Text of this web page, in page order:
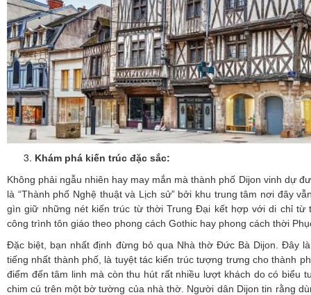
Khám phá kiến trúc đặc sắc:
Không phải ngẫu nhiên hay may mắn mà thành phố Dijon vinh dự
là “Thành phố Nghệ thuật và Lịch sử” bởi khu trung tâm nơi đây
gìn giữ những nét kiến trúc từ thời Trung Đại kết hợp với di chỉ từ
công trình tôn giáo theo phong cách Gothic hay phong cách thời
Đặc biệt, bạn nhất định đừng bỏ qua Nhà thờ Đức Bà Dijon. Đây
tiếng nhất thành phố, là tuyệt tác kiến trúc tượng trưng cho thành
điểm đến tâm linh mà còn thu hút rất nhiều lượt khách do có biểu
chim cú trên một bờ tường của nhà thờ. Người dân Dijon tin rằng